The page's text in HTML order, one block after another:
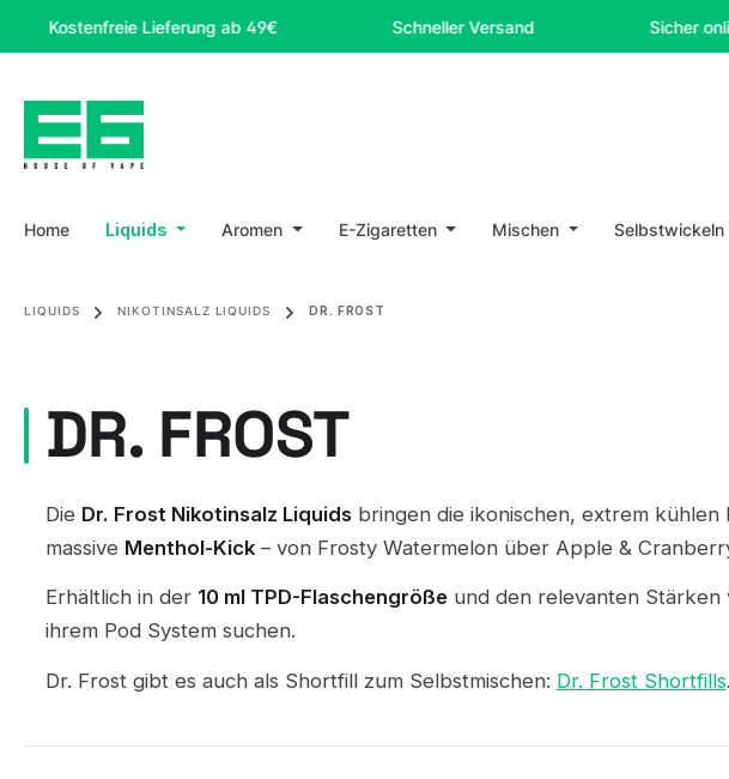
Hauptinhalt springen
Zur Suche springen
Zur Hauptnavigation springen
Lieferung ab 49€ Schneller Versand Sicher online
Home Liquids Aromen E-Zigaretten Mischen Selbstwickeln
LIQUIDS NIKOTINSALZ LIQUIDS DR. FROST
DR. FROST
Die Dr. Frost Nikotinsalz Liquidsbringen die ikonischen, extrem kühlen
massive Menthol-Kick– von Frosty Watermelon über Apple &
Erhältlich in der 10 ml TPD-Flaschengrößeund den relevanten Stärken
ihrem Pod System suchen.
Dr. Frost gibt es auch als Shortfill zum Selbstmischen: Dr. Frost Shortfills.